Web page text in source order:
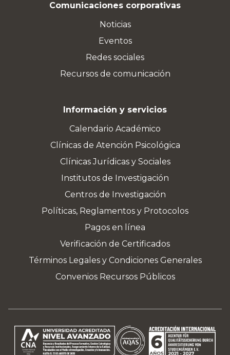
Comunicaciones corporativas
Noticias
Eventos
Redes sociales
Recursos de comunicación
Información y servicios
Calendario Académico
Clínicas de Atención Psicológica
Clínicas Jurídicas y Sociales
Institutos de Investigación
Centros de Investigación
Políticas, Reglamentos y Protocolos
Pagos en línea
Verificación de Certificados
Términos Legales y Condiciones Generales
Convenios Recursos Públicos